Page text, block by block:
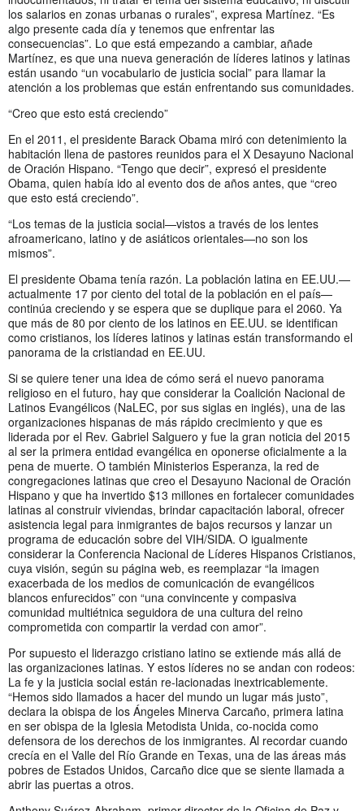
los salarios en zonas urbanas o rurales”, expresa Martínez. “Es
algo presente cada día y tenemos que enfrentar las
consecuencias”. Lo que está empezando a cambiar, añade
Martínez, es que una nueva generación de líderes latinos y latinas
están usando “un vocabulario de justicia social” para llamar la
atención a los problemas que están enfrentando sus comunidades.
“Creo que esto está creciendo”
En el 2011, el presidente Barack Obama miró con detenimiento la
habitación llena de pastores reunidos para el X Desayuno Nacional
de Oración Hispano. “Tengo que decir”, expresó el presidente
Obama, quien había ido al evento dos de años antes, que “creo
que esto está creciendo”.
“Los temas de la justicia social—vistos a través de los lentes
afroamericano, latino y de asiáticos orientales—no son los
mismos”.
El presidente Obama tenía razón. La población latina en EE.UU.—
actualmente 17 por ciento del total de la población en el país—
continúa creciendo y se espera que se duplique para el 2060. Ya
que más de 80 por ciento de los latinos en EE.UU. se identifican
como cristianos, los líderes latinos y latinas están transformando el
panorama de la cristiandad en EE.UU.
Si se quiere tener una idea de cómo será el nuevo panorama
religioso en el futuro, hay que considerar la Coalición Nacional de
Latinos Evangélicos (NaLEC, por sus siglas en inglés), una de las
organizaciones hispanas de más rápido crecimiento y que es
liderada por el Rev. Gabriel Salguero y fue la gran noticia del 2015
al ser la primera entidad evangélica en oponerse oficialmente a la
pena de muerte. O también Ministerios Esperanza, la red de
congregaciones latinas que creo el Desayuno Nacional de Oración
Hispano y que ha invertido $13 millones en fortalecer comunidades
latinas al construir viviendas, brindar capacitación laboral, ofrecer
asistencia legal para inmigrantes de bajos recursos y lanzar un
programa de educación sobre del VIH/SIDA. O igualmente
considerar la Conferencia Nacional de Líderes Hispanos Cristianos,
cuya visión, según su página web, es reemplazar “la imagen
exacerbada de los medios de comunicación de evangélicos
blancos enfurecidos” con “una convincente y compasiva
comunidad multiétnica seguidora de una cultura del reino
comprometida con compartir la verdad con amor”.
Por supuesto el liderazgo cristiano latino se extiende más allá de
las organizaciones latinas. Y estos líderes no se andan con rodeos:
La fe y la justicia social están re-lacionadas inextricablemente.
“Hemos sido llamados a hacer del mundo un lugar más justo”,
declara la obispa de los Ángeles Minerva Carcaño, primera latina
en ser obispa de la Iglesia Metodista Unida, co-nocida como
defensora de los derechos de los inmigrantes. Al recordar cuando
crecía en el Valle del Río Grande en Texas, una de las áreas más
pobres de Estados Unidos, Carcaño dice que se siente llamada a
abrir las puertas a otros.